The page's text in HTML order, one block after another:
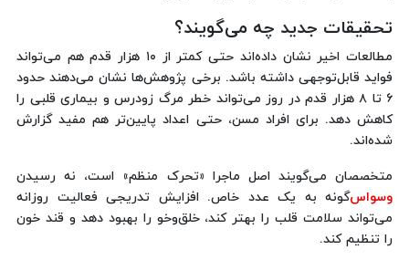
تحقیقات جدید چه می‌گویند؟
مطالعات اخیر نشان داده‌اند حتی کمتر از ۱۰ هزار قدم هم می‌تواند
فواید قابل‌توجهی داشته باشد. برخی پژوهش‌ها نشان می‌دهند حدود
۶ تا ۸ هزار قدم در روز می‌تواند خطر مرگ زودرس و بیماری قلبی را
کاهش دهد. برای افراد مسن، حتی اعداد پایین‌تر هم مفید گزارش
شده‌اند.
متخصصان می‌گویند اصل ماجرا «تحرک منظم» است، نه رسیدن
وسواس‌گونه به یک عدد خاص. افزایش تدریجی فعالیت روزانه
می‌تواند سلامت قلب را بهتر کند، خلق‌وخو را بهبود دهد و قند خون
را تنظیم کند.